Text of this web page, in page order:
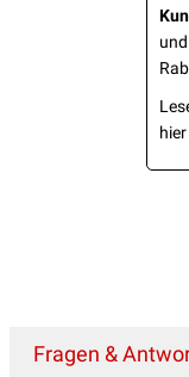
Fragen &